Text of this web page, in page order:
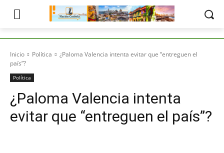
Inicio Política
¿Paloma Valencia intenta evitar que “entreguen el
país”?
Política
¿Paloma Valencia intenta
evitar que “entreguen el país”?